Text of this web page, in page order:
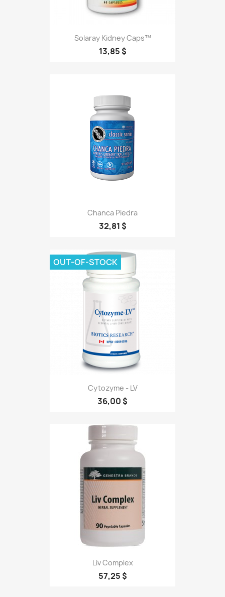
Solaray Kidney Caps™
13,85 $
Chanca Piedra
32,81 $
Cytozyme - LV
36,00 $
OUT-OF-STOCK
Liv Complex
57,25 $